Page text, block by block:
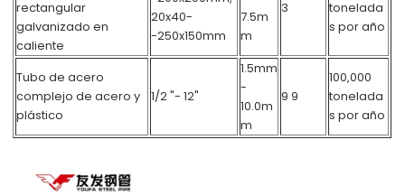
rectangular
galvanizado en
caliente
20x40-
-250x150mm
7.5m
m
3
tonelada
s por año
Tubo de acero
complejo de acero y
plástico
1/2 "- 12"
1.5mm
-
10.0m
m
9 9
100,000
tonelada
s por año